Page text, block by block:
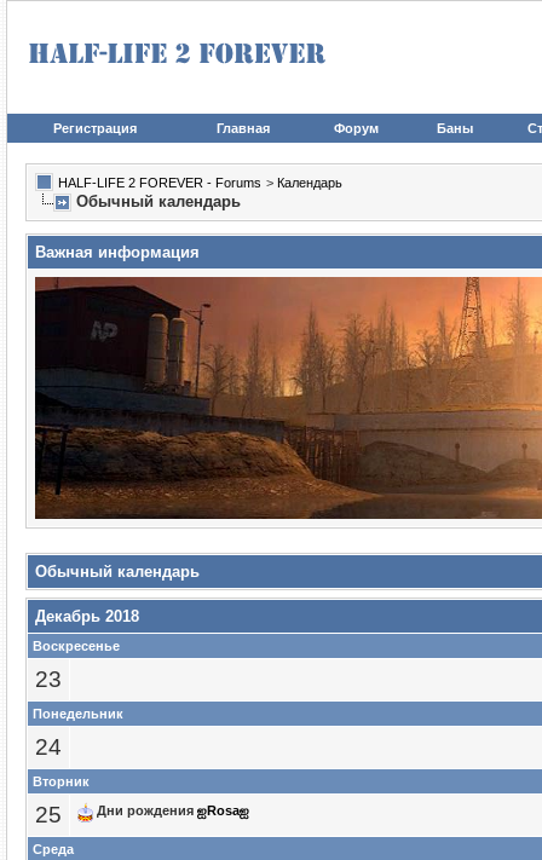
Регистрация Главная Форум Баны
HALF-LIFE 2 FOREVER - Forums > Календарь
Обычный календарь
Важная информация
Обычный календарь
Декабрь 2018
Воскресенье
23
Понедельник
24
Вторник
25 Дни рождения ஐRosaஐ
Среда